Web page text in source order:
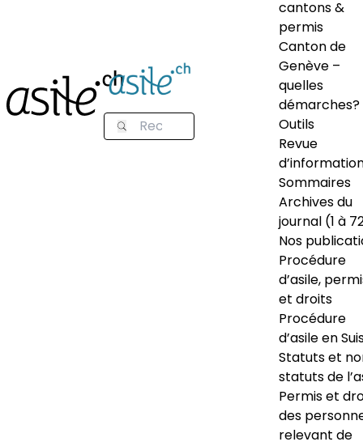
cantons &
permis
Canton de
Genève –
quelles
démarches?
Outils
Revue
Sommaires
Archives du
journal (1 à
Nos
Procédure
d’asile,
et droits
Procédure
d’asile en
Statuts et
statuts de
Permis et
des
relevant de